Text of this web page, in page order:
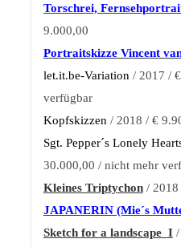
Torschrei,
9.000,00
Portraitskizze Vincent
let.it.be-Variation / 2017 /
verfügbar
Kopfskizzen / 2018 / €
Sgt. Pepper´s Lonely
30.000,00 / nicht mehr
Kleines Triptychon/ 2018
JAPANERIN (Mie´s
Sketch for a landscape I/